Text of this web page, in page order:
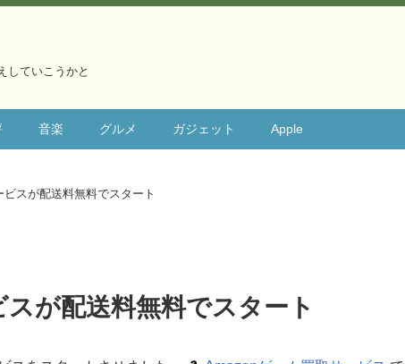
していこうかと
音楽 グルメ ガジェット Apple
スが配送料無料でスタート
が配送料無料でスタート